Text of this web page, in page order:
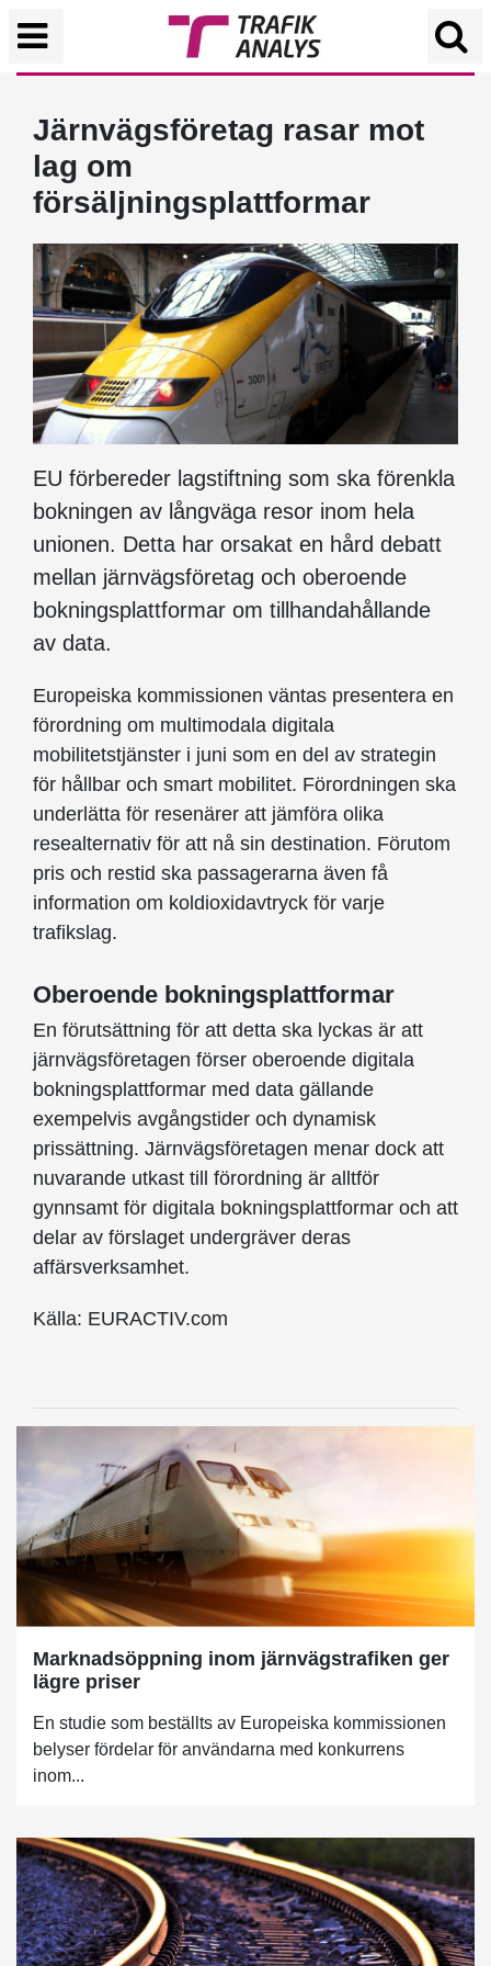
Järnvägsföretag rasar mot
lag om
försäljningsplattformar
EU förbereder lagstiftning som ska förenkla
bokningen av långväga resor inom hela
unionen. Detta har orsakat en hård debatt
mellan järnvägsföretag och oberoende
bokningsplattformar om tillhandahållande
av data.
Europeiska kommissionen väntas presentera en
förordning om multimodala digitala
mobilitetstjänster i juni som en del av strategin
för hållbar och smart mobilitet. Förordningen ska
underlätta för resenärer att jämföra olika
resealternativ för att nå sin destination. Förutom
pris och restid ska passagerarna även få
information om koldioxidavtryck för varje
trafikslag.
Oberoende bokningsplattformar
En förutsättning för att detta ska lyckas är att
järnvägsföretagen förser oberoende digitala
bokningsplattformar med data gällande
exempelvis avgångstider och dynamisk
prissättning. Järnvägsföretagen menar dock att
nuvarande utkast till förordning är alltför
gynnsamt för digitala bokningsplattformar och att
delar av förslaget undergräver deras
affärsverksamhet.
Källa: EURACTIV.com
Marknadsöppning inom järnvägstrafiken ger
lägre priser
En studie som beställts av Europeiska kommissionen
belyser fördelar för användarna med konkurrens
inom...